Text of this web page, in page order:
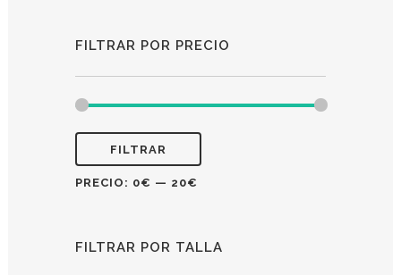
FILTRAR POR PRECIO
FILTRAR
PRECIO: 0€ — 20€
FILTRAR POR TALLA